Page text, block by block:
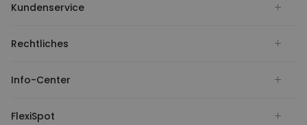
Kundenservice
Rechtliches
Info-Center
FlexiSpot